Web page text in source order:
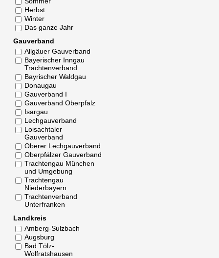
Herbst
Winter
Das ganze Jahr
Gauverband
Allgäuer Gauverband
Bayerischer Inngau
Trachtenverband
Bayrischer Waldgau
Donaugau
Gauverband I
Gauverband Oberpfalz
Isargau
Lechgauverband
Loisachtaler
Gauverband
Oberer Lechgauverband
Oberpfälzer Gauverband
Trachtengau München
und Umgebung
Trachtengau
Niederbayern
Trachtenverband
Unterfranken
Landkreis
Amberg-Sulzbach
Augsburg
Bad Tölz-
Wolfratshausen